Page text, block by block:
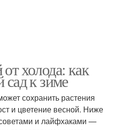
холода: как
сад к зиме
сохранить растения
и цветение весной. Ниже
и лайфхаками —